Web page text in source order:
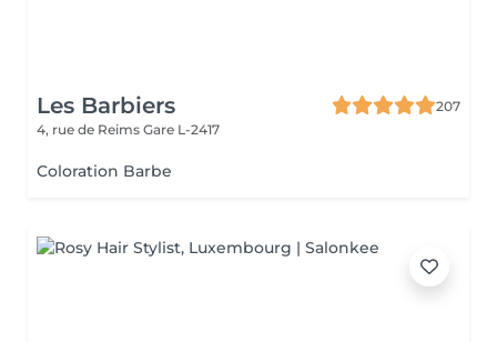
Les Barbiers
207
4, rue de Reims Gare L-2417
Coloration Barbe